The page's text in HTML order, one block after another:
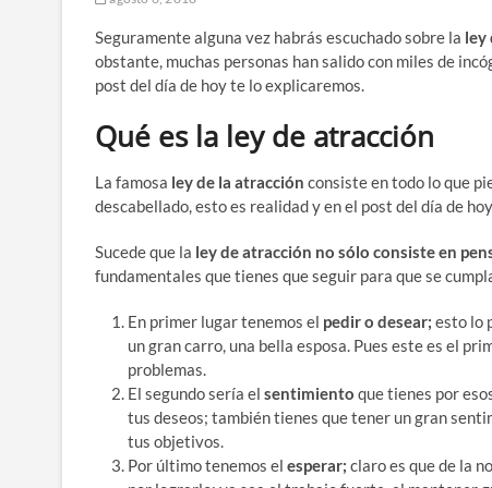
Seguramente alguna vez habrás escuchado sobre la ley
obstante, muchas personas han salido con miles de
post del día de hoy te lo explicaremos.
Qué es la ley de atracción
La famosa ley de la atracción consiste en todo lo que
descabellado, esto es realidad y en el post del día de
Sucede que la ley de atracción no sólo consiste en
fundamentales que tienes que seguir para que se
En primer lugar tenemos el pedir o desear; esto lo
un gran carro, una bella esposa. Pues este es el
problemas.
El segundo sería el sentimiento que tienes por
tus deseos; también tienes que tener un gran
tus objetivos.
Por último tenemos el esperar; claro es que de la